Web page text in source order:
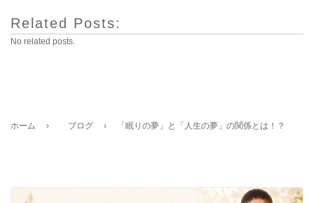
Related Posts:
No related posts.
ホーム › ブログ › 「眠りの夢」と「人生の夢」の関係とは！？